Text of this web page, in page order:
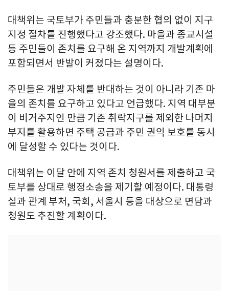
대책위는 국토부가 주민들과 충분한 협의 없이 지구
지정 절차를 진행했다고 강조했다. 마을과 종교시설
등 주민들이 존치를 요구해 온 지역까지 개발계획에
포함되면서 반발이 커졌다는 설명이다.
주민들은 개발 자체를 반대하는 것이 아니라 기존 마
을의 존치를 요구하고 있다고 언급했다. 지역 대부분
이 비거주지인 만큼 기존 취락지구를 제외한 나머지
부지를 활용하면 주택 공급과 주민 권익 보호를 동시
에 달성할 수 있다는 것이다.
대책위는 이달 안에 지역 존치 청원서를 제출하고 국
토부를 상대로 행정소송을 제기할 예정이다. 대통령
실과 관계 부처, 국회, 서울시 등을 대상으로 면담과
청원도 추진할 계획이다.